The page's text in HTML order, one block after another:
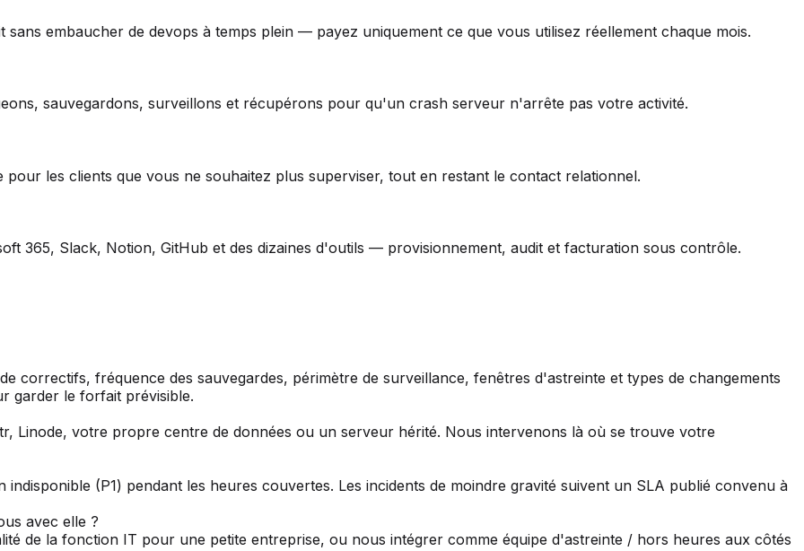
embaucher de devops à temps plein — payez uniquement ce que vous utilisez réellement chaque mois.
sauvegardons, surveillons et récupérons pour qu'un crash serveur n'arrête pas votre activité.
les clients que vous ne souhaitez plus superviser, tout en restant le contact relationnel.
365, Slack, Notion, GitHub et des dizaines d'outils — provisionnement, audit et facturation sous contrôle.
correctifs, fréquence des sauvegardes, périmètre de surveillance, fenêtres d'astreinte et types de changements
garder le forfait prévisible.
Linode, votre propre centre de données ou un serveur hérité. Nous intervenons là où se trouve votre
(P1) pendant les heures couvertes. Les incidents de moindre gravité suivent un SLA publié convenu à
avec elle ?
de la fonction IT pour une petite entreprise, ou nous intégrer comme équipe d'astreinte / hors heures aux côtés